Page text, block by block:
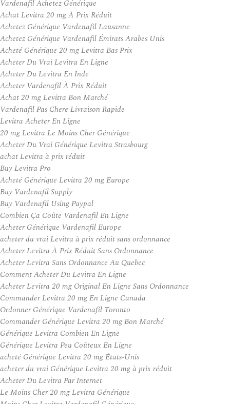
Vardenafil Achetez Générique
Achat Levitra 20 mg À Prix Réduit
Achetez Générique Vardenafil Lausanne
Achetez Générique Vardenafil Émirats Arabes Unis
Acheté Générique 20 mg Levitra Bas Prix
Acheter Du Vrai Levitra En Ligne
Acheter Du Levitra En Inde
Acheter Vardenafil À Prix Réduit
Achat 20 mg Levitra Bon Marché
Vardenafil Pas Chere Livraison Rapide
Levitra Acheter En Ligne
20 mg Levitra Le Moins Cher Générique
Acheter Du Vrai Générique Levitra Strasbourg
achat Levitra à prix réduit
Buy Levitra Pro
Acheté Générique Levitra 20 mg Europe
Buy Vardenafil Supply
Buy Vardenafil Using Paypal
Combien Ça Coûte Vardenafil En Ligne
Acheter Générique Vardenafil Europe
acheter du vrai Levitra à prix réduit sans ordonnance
Acheter Levitra À Prix Réduit Sans Ordonnance
Acheter Levitra Sans Ordonnance Au Quebec
Comment Acheter Du Levitra En Ligne
Acheter Levitra 20 mg Original En Ligne Sans Ordonnance
Commander Levitra 20 mg En Ligne Canada
Ordonner Générique Vardenafil Toronto
Commander Générique Levitra 20 mg Bon Marché
Générique Levitra Combien En Ligne
Générique Levitra Peu Coûteux En Ligne
acheté Générique Levitra 20 mg États-Unis
acheter du vrai Générique Levitra 20 mg à prix réduit
Acheter Du Levitra Par Internet
Le Moins Cher 20 mg Levitra Générique